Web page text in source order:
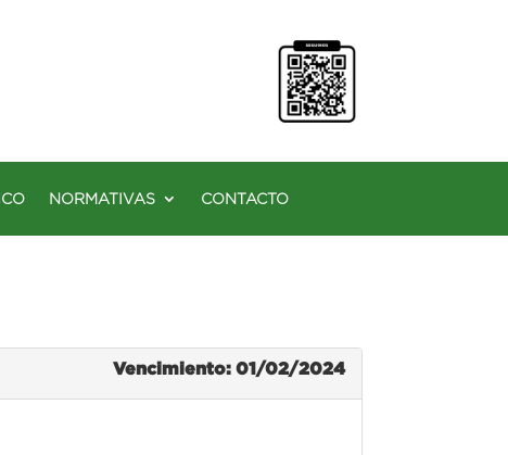
NORMATIVAS CONTACTO
Vencimiento: 01/02/2024